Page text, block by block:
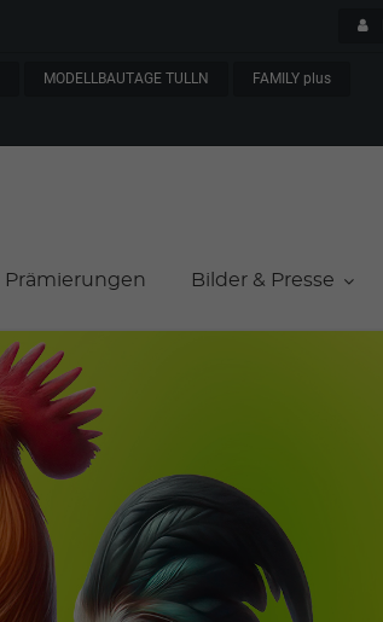
MODELLBAUTAGE TULLN FAMILY plus
Prämierungen Bilder & Presse